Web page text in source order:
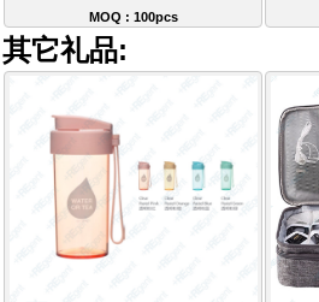
MOQ : 100pcs
其它礼品: